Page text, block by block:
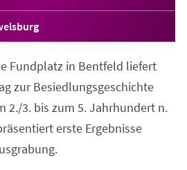
Fundplatz in Bentfeld liefert
zur Besiedlungsgeschichte
2./3. bis zum 5. Jahrhundert n.
erste Ergebnisse